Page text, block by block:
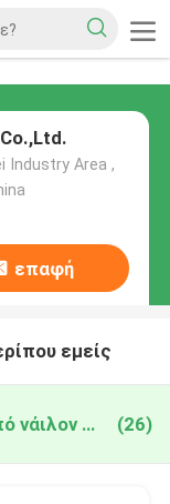
Industry Area ,
επαφή
εμείς
China Αγκυροβολία κίνησης από νάιλον σφυρί (26)